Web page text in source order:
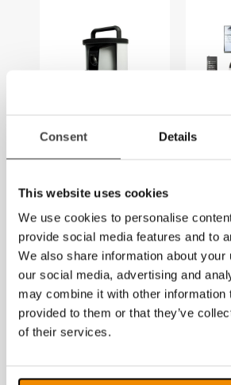
Consent Details
This website uses cookies
We use cookies to personalise
provide social media features and to
We also share information about your
our social media, advertising and
may combine it with other information
provided to them or that they’ve
of their services.
MagniLink AIR